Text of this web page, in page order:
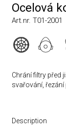
Ocelová
Art.nr. T01-2001
Chrání filtry před
svařování, řezání
Description